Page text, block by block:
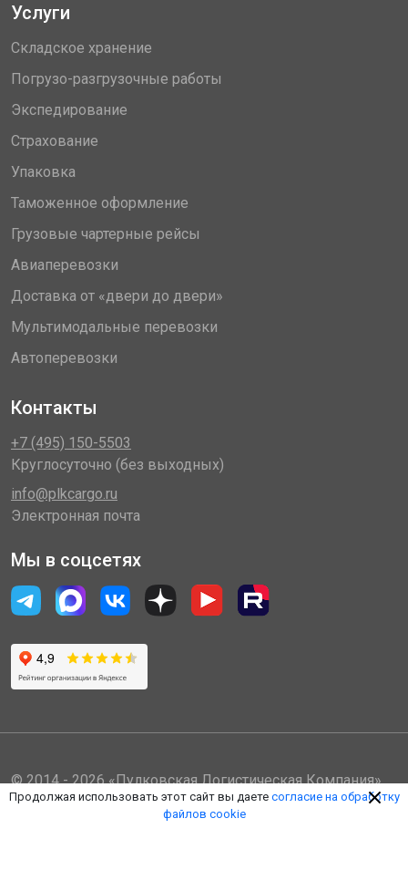
Услуги
Складское хранение
Погрузо-разгрузочные работы
Экспедирование
Страхование
Упаковка
Таможенное оформление
Грузовые чартерные рейсы
Авиаперевозки
Доставка от «двери до двери»
Мультимодальные перевозки
Автоперевозки
Контакты
+7 (495) 150-5503
Круглосуточно (без выходных)
info@plkcargo.ru
Электронная почта
Мы в соцсетях
© 2014 - 2026 «Пулковская Логистическая Компания»
(ООО «ПЛК»)
Обработка персональных данных
Продолжая использовать этот сайт вы даете согласие на обработку
файлов cookie